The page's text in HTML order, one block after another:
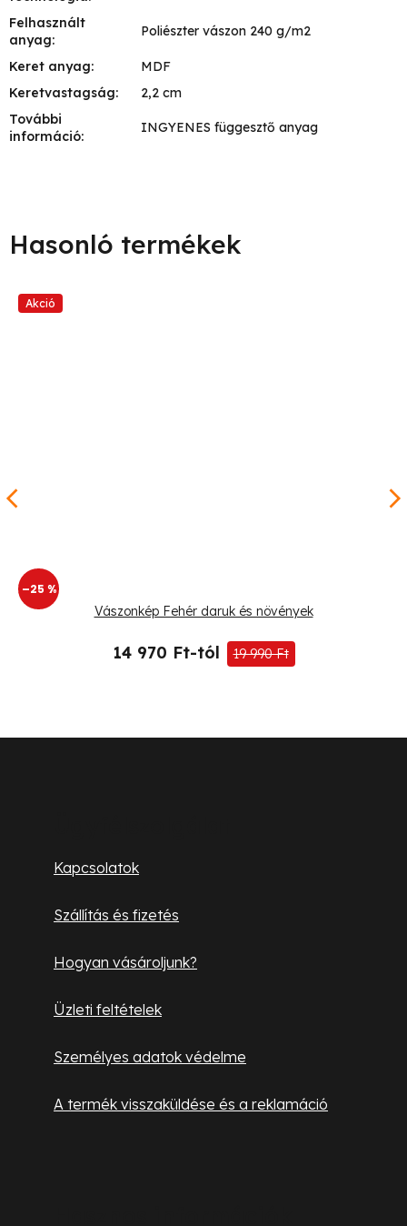
Felhasznált
anyag:
Poliészter vászon 240 g/m2
Keret anyag:
MDF
Keretvastagság:
2,2 cm
További
információ:
INGYENES függesztő anyag
Akció
–25 %
Vászonkép Fehér daruk és növények
14 970 Ft-tól 19 990 Ft
Kapcsolatok
Szállítás és fizetés
Hogyan vásároljunk?
Üzleti feltételek
Személyes adatok védelme
A termék visszaküldése és a reklamáció